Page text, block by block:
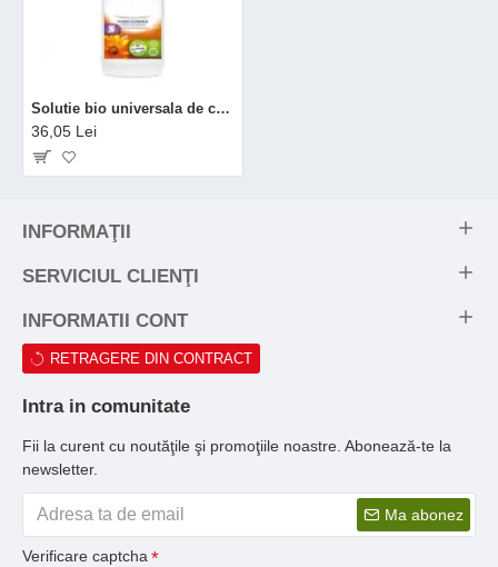
Solutie bio universala de curatare cu otet (1 litru), Sodasan
36,05 Lei
INFORMAŢII
SERVICIUL CLIENŢI
INFORMATII CONT
RETRAGERE DIN CONTRACT
Intra in comunitate
Fii la curent cu noutăţile şi promoţiile noastre. Abonează-te la
newsletter.
Ma abonez
Verificare captcha